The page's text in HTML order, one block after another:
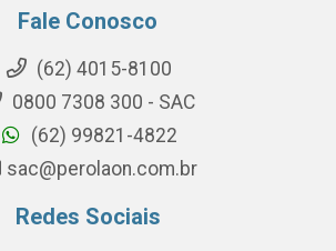
Fale Conosco
(62) 4015-8100
0800 7308 300 - SAC
(62) 99821-4822
sac@perolaon.com.br
Redes Sociais